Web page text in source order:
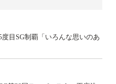
度目SG制覇「いろんな思いのあ